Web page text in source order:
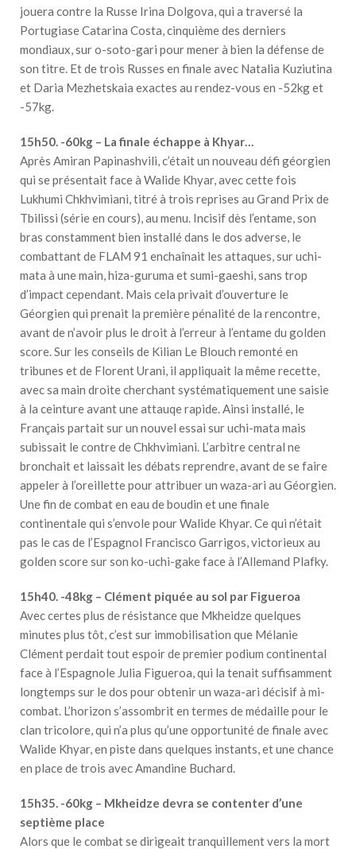
jouera contre la Russe Irina Dolgova, qui a traversé la
Portugiase Catarina Costa, cinquième des derniers
mondiaux, sur o-soto-gari pour mener à bien la défense de
son titre. Et de trois Russes en finale avec Natalia Kuziutina
et Daria Mezhetskaia exactes au rendez-vous en -52kg et
-57kg.
15h50. -60kg – La finale échappe à Khyar…
Après Amiran Papinashvili, c’était un nouveau défi géorgien
qui se présentait face à Walide Khyar, avec cette fois
Lukhumi Chkhvimiani, titré à trois reprises au Grand Prix de
Tbilissi (série en cours), au menu. Incisif dès l’entame, son
bras constamment bien installé dans le dos adverse, le
combattant de FLAM 91 enchaînait les attaques, sur uchi-
mata à une main, hiza-guruma et sumi-gaeshi, sans trop
d’impact cependant. Mais cela privait d’ouverture le
Géorgien qui prenait la première pénalité de la rencontre,
avant de n’avoir plus le droit à l’erreur à l’entame du golden
score. Sur les conseils de Kilian Le Blouch remonté en
tribunes et de Florent Urani, il appliquait la même recette,
avec sa main droite cherchant systématiquement une saisie
à la ceinture avant une attauqe rapide. Ainsi installé, le
Français partait sur un nouvel essai sur uchi-mata mais
subissait le contre de Chkhvimiani. L’arbitre central ne
bronchait et laissait les débats reprendre, avant de se faire
appeler à l’oreillette pour attribuer un waza-ari au Géorgien.
Une fin de combat en eau de boudin et une finale
continentale qui s’envole pour Walide Khyar. Ce qui n’était
pas le cas de l’Espagnol Francisco Garrigos, victorieux au
golden score sur son ko-uchi-gake face à l’Allemand Plafky.
15h40. -48kg – Clément piquée au sol par Figueroa
Avec certes plus de résistance que Mkheidze quelques
minutes plus tôt, c’est sur immobilisation que Mélanie
Clément perdait tout espoir de premier podium continental
face à l’Espagnole Julia Figueroa, qui la tenait suffisamment
longtemps sur le dos pour obtenir un waza-ari décisif à mi-
combat. L’horizon s’assombrit en termes de médaille pour le
clan tricolore, qui n’a plus qu’une opportunité de finale avec
Walide Khyar, en piste dans quelques instants, et une chance
en place de trois avec Amandine Buchard.
15h35. -60kg – Mkheidze devra se contenter d’une
septième place
Alors que le combat se dirigeait tranquillement vers la mort